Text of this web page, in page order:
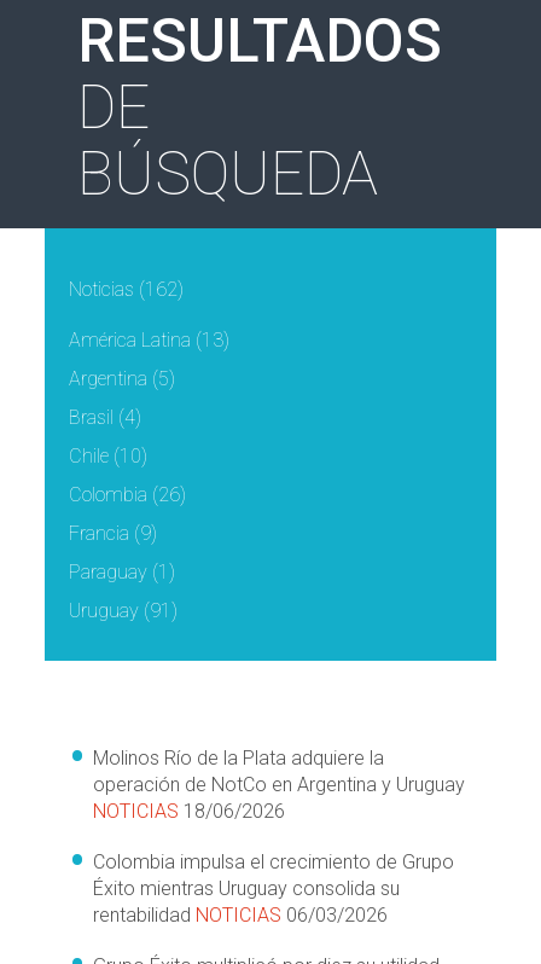
RESULTADOS
DE
BÚSQUEDA
Noticias (162)
América Latina (13)
Argentina (5)
Brasil (4)
Chile (10)
Colombia (26)
Francia (9)
Paraguay (1)
Uruguay (91)
Molinos Río de la Plata adquiere la
operación de NotCo en Argentina y Uruguay
NOTICIAS 18/06/2026
Colombia impulsa el crecimiento de Grupo
Éxito mientras Uruguay consolida su
rentabilidad NOTICIAS 06/03/2026